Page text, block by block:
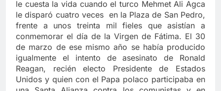
le cuesta la vida cuando el turco Mehmet Ali Agca
le disparó cuatro veces en la Plaza de San Pedro,
frente a unos treinta mil fieles que asistían a
conmemorar el día de la Virgen de Fátima. El 30
de marzo de ese mismo año se había producido
igualmente el intento de asesinato de Ronald
Reagan, recién electo Presidente de Estados
Unidos y quien con el Papa polaco participaba en